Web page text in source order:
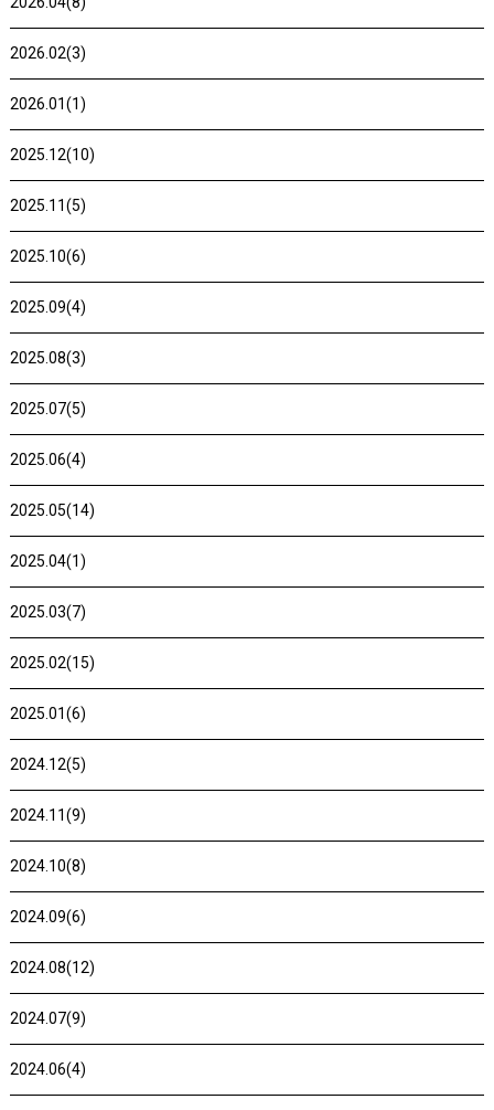
2026.02(3)
2026.01(1)
2025.12(10)
2025.11(5)
2025.10(6)
2025.09(4)
2025.08(3)
2025.07(5)
2025.06(4)
2025.05(14)
2025.04(1)
2025.03(7)
2025.02(15)
2025.01(6)
2024.12(5)
2024.11(9)
2024.10(8)
2024.09(6)
2024.08(12)
2024.07(9)
2024.06(4)